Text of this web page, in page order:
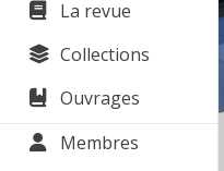
La revue
Collections
Ouvrages
Membres